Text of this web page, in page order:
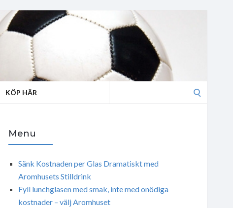
KÖP HÄR
Menu
Sänk Kostnaden per Glas Dramatiskt med
Aromhusets Stilldrink
Fyll lunchglasen med smak, inte med onödiga
kostnader – välj Aromhuset